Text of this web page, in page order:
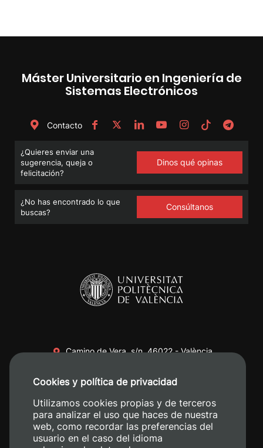
Máster Universitario en Ingeniería de
Sistemas Electrónicos
Contacto
¿Quieres enviar una
sugerencia, queja o
felicitación?
Dinos qué opinas
¿No has encontrado lo que
buscas?
Consúltanos
Camino de Vera, s/n. 46022 - València
+34 620 04 00 50
Cookies y política de privacidad
Utilizamos cookies propias y de terceros
para analizar el uso que haces de nuestra
web, como recordar las preferencias del
usuario en el caso del idioma